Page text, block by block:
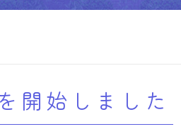
開始しました